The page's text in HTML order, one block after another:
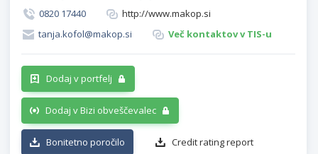
0820 17440
http://www.makop.si
tanja.kofol@makop.si
Več kontaktov v TIS-u
Dodaj v portfelj
Dodaj v Bizi obveščevalec
Bonitetno poročilo Credit rating report